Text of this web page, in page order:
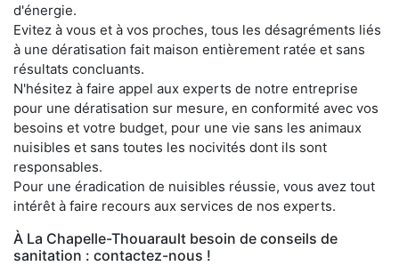
d'énergie.
Evitez à vous et à vos proches, tous les désagréments liés
à une dératisation fait maison entièrement ratée et sans
résultats concluants.
N'hésitez à faire appel aux experts de notre entreprise
pour une dératisation sur mesure, en conformité avec vos
besoins et votre budget, pour une vie sans les animaux
nuisibles et sans toutes les nocivités dont ils sont
responsables.
Pour une éradication de nuisibles réussie, vous avez tout
intérêt à faire recours aux services de nos experts.
À La Chapelle-Thouarault besoin de conseils de
sanitation : contactez-nous !